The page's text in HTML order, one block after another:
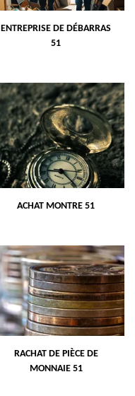
ENTREPRISE DE DÉBARRAS
51
ACHAT MONTRE 51
RACHAT DE PIÈCE DE
MONNAIE 51